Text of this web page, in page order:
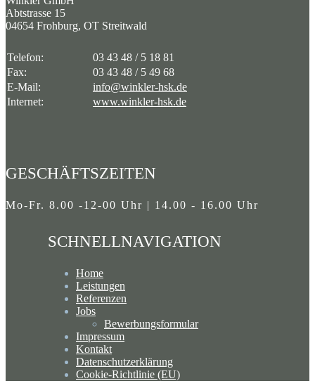
Abtstrasse 15
04654 Frohburg, OT Streitwald
Telefon:
03 43 48 / 5 18 81
Fax:
03 43 48 / 5 49 68
E-Mail:
info@winkler-hsk.de
Internet:
www.winkler-hsk.de
GESCHÄFTSZEITEN
Mo-Fr. 8.00 -12-00 Uhr | 14.00 - 16.00 Uhr
SCHNELLNAVIGATION
Home
Leistungen
Referenzen
Jobs
Bewerbungsformular
Impressum
Kontakt
Datenschutzerklärung
Cookie-Richtlinie (EU)